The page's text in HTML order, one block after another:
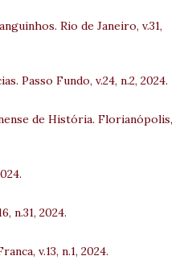
Rio de Janeiro, v.31,
Passo Fundo, v.24, n.2, 2024.
de História. Florianópolis,
n.31, 2024.
v.13, n.1, 2024.